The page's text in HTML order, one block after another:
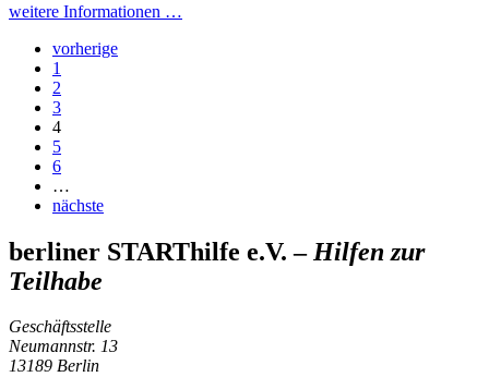
weitere Informationen …
vorherige
1
2
3
4
5
6
…
nächste
berliner STARThilfe e.V. – Hilfen zur
Teilhabe
Geschäftsstelle
Neumannstr. 13
13189 Berlin